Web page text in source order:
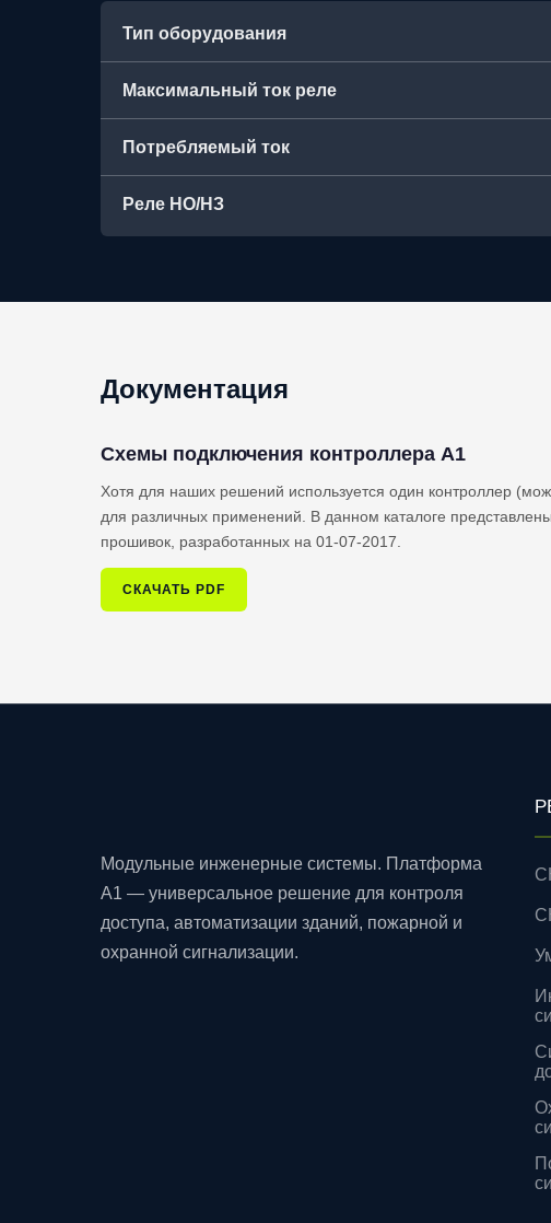
Тип оборудования
Максимальный ток реле
Потребляемый ток
Реле НО/НЗ
Документация
Схемы подключения контроллера A1
Хотя для наших решений используется один контроллер
для различных применений. В данном каталоге
прошивок, разработанных на 01-07-2017.
СКАЧАТЬ PDF
Модульные инженерные системы. Платформа
A1 — универсальное решение для контроля
доступа, автоматизации зданий, пожарной и
охранной сигнализации.